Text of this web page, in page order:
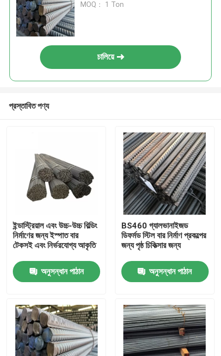
পণ্য
ভিডিও
MOQ： 1 Ton
চালিয়ে
প্রস্তাবিত পণ্য
ইন্ডাস্ট্রিয়াল এবং উচ্চ-উচ্চ বিল্ডিং
নির্মাণের জন্য ইস্পাত বার
টেকসই এবং নির্ভরযোগ্য আকৃতি
অনুসন্ধান পাঠান
BS460 গ্যালভানাইজড
ডিফর্মড স্টিল বার নির্মাণ প্রকল্পের
জন্য পৃষ্ঠ চিকিত্সার জন্য
অনুসন্ধান পাঠান